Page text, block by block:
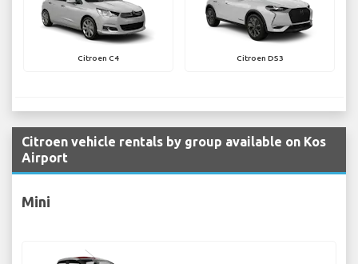
Citroen C4 Citroen DS3
Citroen vehicle rentals by group available on Kos
Airport
Mini